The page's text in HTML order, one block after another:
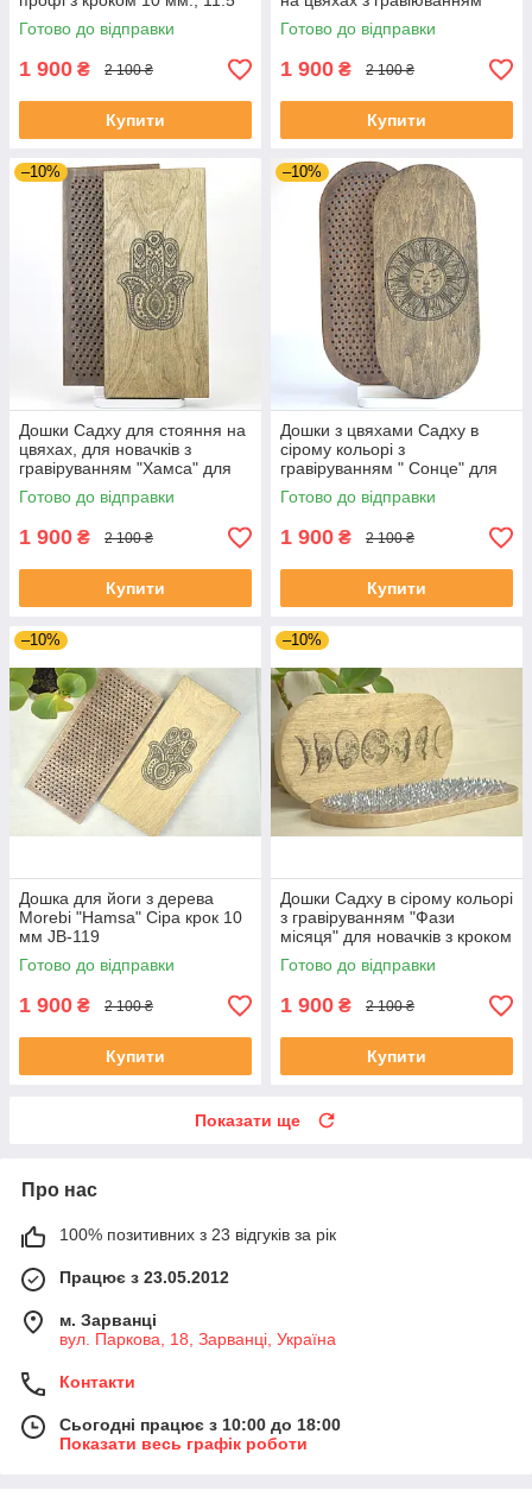
мм, 12.5ммю, 15 мм з
гравіруванням "Мандала"
Готово до відправки
1 900 ₴ 2 100 ₴
Купити
Куб Метатрона. Цвяхи для
стояння, медитації.
Готово до відправки
1 900 ₴ 2 100 ₴
Купити
–10%
Дошки Садху для стояння на
цвяхах, для новачків з
гравіруванням "Хамса" для
початківців з кроком 10 ммм
Готово до відправки
1 900 ₴ 2 100 ₴
Купити
–10%
Дошки з цвяхами Садху в
сірому кольорі з
гравіруванням " Сонце" для
новачків з кроком 1 см, на
подарунок йогу
Готово до відправки
1 900 ₴ 2 100 ₴
Купити
–10%
Дошка для йоги з дерева
Morebi "Hamsa" Сіра крок 10
мм JB-119
Готово до відправки
1 900 ₴ 2 100 ₴
Купити
–10%
Дошки Садху в сірому кольорі
з гравіруванням "Фази
місяця" для новачків з кроком
1 см, на подарунок йогу
Готово до відправки
1 900 ₴ 2 100 ₴
Купити
Показати ще
Про нас
100% позитивних з 23 відгуків за рік
Працює з 23.05.2012
м. Зарванці
вул. Паркова, 18, Зарванці, Україна
Контакти
Сьогодні працює з 10:00 до 18:00
Показати весь графік роботи